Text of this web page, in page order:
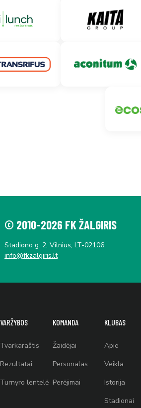
© 2010-2026 FK ŽALGIRIS
Stadiono g. 2, Vilnius, LT-02106
info@fkzalgiris.lt
VARŽYBOS
Tvarkaraštis
Rezultatai
Turnyro lentelė
KOMANDA
Žaidėjai
Personalas
Perėjimai
KLUBAS
Apie
Veikla
Istorija
Stadionai